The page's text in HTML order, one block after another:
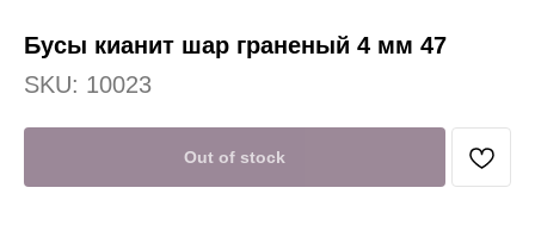
Бусы кианит шар граненый 4 мм 47
SKU: 10023
Out of stock